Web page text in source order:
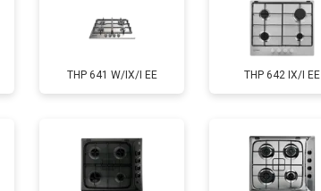
THP 641 W/IX/I EE THP 642 IX/I EE